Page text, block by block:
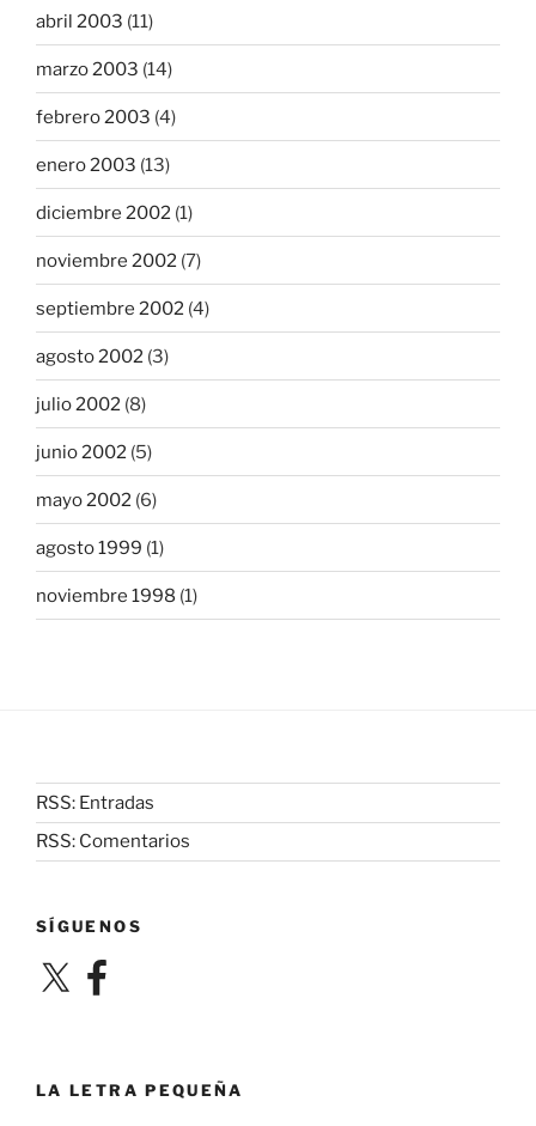
abril 2003 (11)
marzo 2003 (14)
febrero 2003 (4)
enero 2003 (13)
diciembre 2002 (1)
noviembre 2002 (7)
septiembre 2002 (4)
agosto 2002 (3)
julio 2002 (8)
junio 2002 (5)
mayo 2002 (6)
agosto 1999 (1)
noviembre 1998 (1)
RSS: Entradas
RSS: Comentarios
SÍGUENOS
X Facebook
LA LETRA PEQUEÑA